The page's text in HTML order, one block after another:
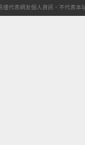
僅代表網友個人資訊，不代表本